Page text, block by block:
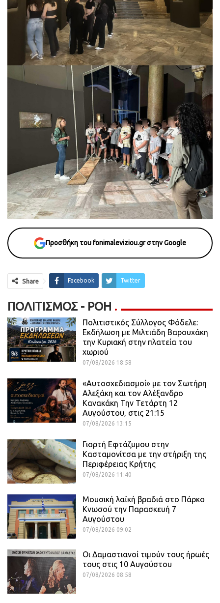
Προσθήκη του fonimaleviziou.gr στην Google
Share Facebook Twitter
ΠΟΛΙΤΙΣΜΌΣ - ΡΟΗ
Πολιτιστικός Σύλλογος Φόδελε:
Εκδήλωση με Μιλτιάδη Βαρουχάκη
την Κυριακή στην πλατεία του
χωριού
07/08/2026 18:58
«Αυτοσχεδιασμοί» με τον Σωτήρη
Αλεξάκη και τον Αλέξανδρο
Κανακάκη Την Τετάρτη 12
Αυγούστου, στις 21:15
07/08/2026 13:15
Γιορτή Εφτάζυμου στην
Κασταμονίτσα με την στήριξη της
Περιφέρειας Κρήτης
07/08/2026 11:40
Μουσική λαϊκή βραδιά στο Πάρκο
Κνωσού την Παρασκευή 7
Αυγούστου
07/08/2026 09:02
Οι Δαμαστιανοί τιμούν τους ήρωές
τους στις 10 Αυγούστου
07/08/2026 08:58